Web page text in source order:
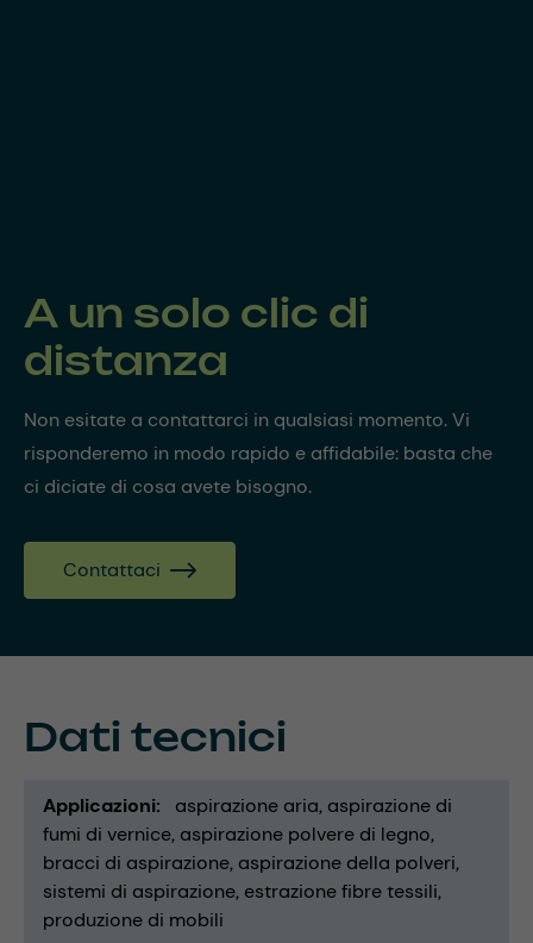
A un solo clic di
distanza
Non esitate a contattarci in qualsiasi momento. Vi
risponderemo in modo rapido e affidabile: basta che
ci diciate di cosa avete bisogno.
Contattaci
Dati tecnici
Applicazioni aspirazione aria aspirazione di
fumi di vernice aspirazione polvere di legno
bracci di aspirazione aspirazione della polveri
sistemi di aspirazione estrazione fibre tessili
produzione di mobili